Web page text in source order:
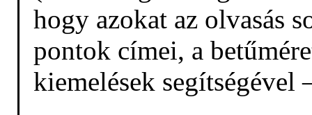
hogy azokat az olvasás
pontok címei, a
kiemelések